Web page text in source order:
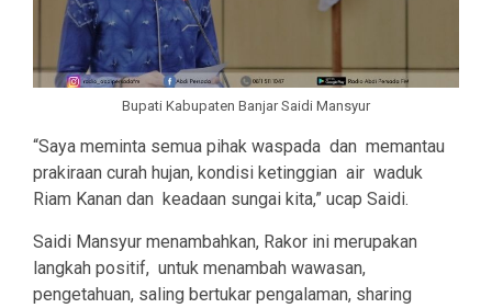
Bupati Kabupaten Banjar Saidi Mansyur
“Saya meminta semua pihak waspada dan memantau
prakiraan curah hujan, kondisi ketinggian air waduk
Riam Kanan dan keadaan sungai kita,” ucap Saidi.
Saidi Mansyur menambahkan, Rakor ini merupakan
langkah positif, untuk menambah wawasan,
pengetahuan, saling bertukar pengalaman, sharing